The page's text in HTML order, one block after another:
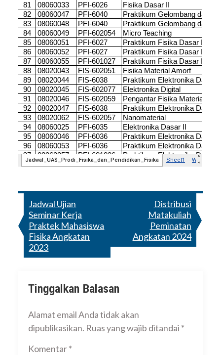
Jadwal Ujian
Seminar Kerja
Praktek Mahasiswa
Fisika Angkatan
2023
Distribusi
Matakuliah
Peminatan
Angkatan 2024
Tinggalkan Balasan
Alamat email Anda tidak akan
dipublikasikan. Ruas yang wajib ditandai *
Komentar*